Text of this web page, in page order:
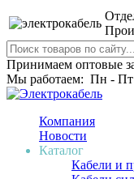
Принимаем оптовые
Мы работаем: Пн -
Компания
Новости
Каталог
Кабели и